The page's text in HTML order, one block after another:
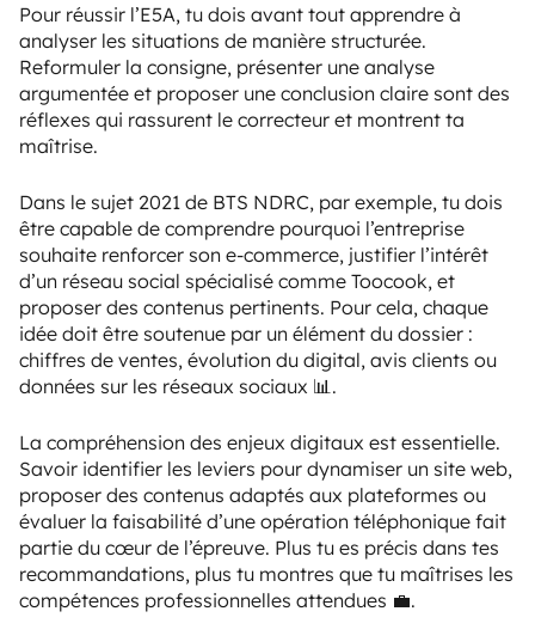
Pour réussir l’E5A, tu dois avant tout apprendre à
analyser les situations de manière structurée.
Reformuler la consigne, présenter une analyse
argumentée et proposer une conclusion claire sont des
réflexes qui rassurent le correcteur et montrent ta
maîtrise.
Dans le sujet 2021 de BTS NDRC, par exemple, tu dois
être capable de comprendre pourquoi l’entreprise
souhaite renforcer son e-commerce, justifier l’intérêt
d’un réseau social spécialisé comme Toocook, et
proposer des contenus pertinents. Pour cela, chaque
idée doit être soutenue par un élément du dossier :
chiffres de ventes, évolution du digital, avis clients ou
données sur les réseaux sociaux 📊.
La compréhension des enjeux digitaux est essentielle.
Savoir identifier les leviers pour dynamiser un site web,
proposer des contenus adaptés aux plateformes ou
évaluer la faisabilité d’une opération téléphonique fait
partie du cœur de l’épreuve. Plus tu es précis dans tes
recommandations, plus tu montres que tu maîtrises les
compétences professionnelles attendues 💼.